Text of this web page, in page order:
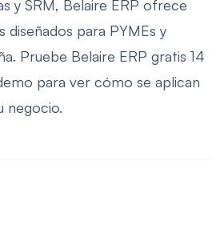
y SRM, Belaire ERP ofrece
diseñados para PYMEs y
Pruebe Belaire ERP gratis 14
para ver cómo se aplican
negocio.